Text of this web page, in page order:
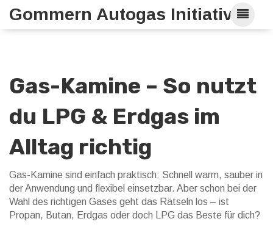
Gommern Autogas Initiative
Gas-Kamine – So nutzt
du LPG & Erdgas im
Alltag richtig
Gas-Kamine sind einfach praktisch: Schnell warm, sauber in
der Anwendung und flexibel einsetzbar. Aber schon bei der
Wahl des richtigen Gases geht das Rätseln los – ist
Propan, Butan, Erdgas oder doch LPG das Beste für dich?